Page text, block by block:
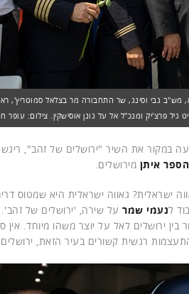
מש"ב גבי וסינג, שר התחבורה מר בצלאל סמוטריץ',
גיל פרצ'יק ומנכ"ל אל על גונן אוסישקין. צילום: עופר
במקור את השיר "ירושלים של זהב",
איתן מירושלים.
ישראלית? גאווה ישראלית היא שמטוס
לנעמי שמר על שירה, 'ירושלים של
ירושלים לאל על יוצר משהו מיוחד.
רגשית קשורים בעיר הזאת,